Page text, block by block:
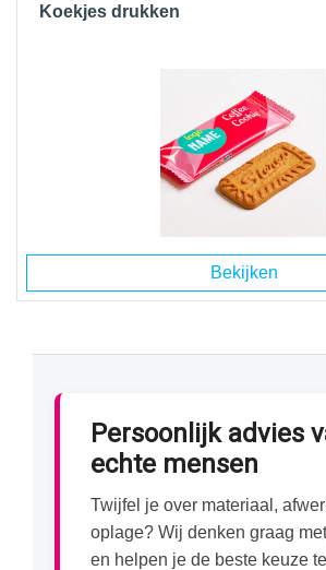
Koekjes drukken
Bekijken
Persoonlijk advies
echte mensen
Twijfel je over materiaal,
oplage? Wij denken graag
en helpen je de beste keuze